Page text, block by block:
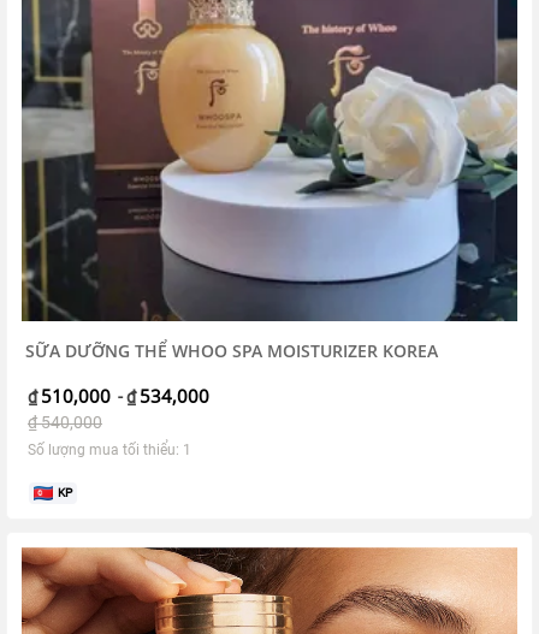
SỮA DƯỠNG THỂ WHOO SPA MOISTURIZER KOREA
₫ 510,000 -₫ 534,000
₫540,000
Số lượng mua tối thiểu: 1
KP